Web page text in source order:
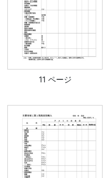
11 ページ